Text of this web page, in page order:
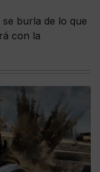
burla de lo que
con la